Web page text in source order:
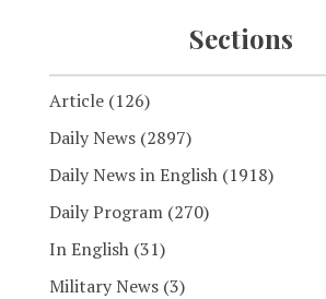
Sections
Article (126)
Daily News (2897)
Daily News in English (1918)
Daily Program (270)
In English (31)
Military News (3)